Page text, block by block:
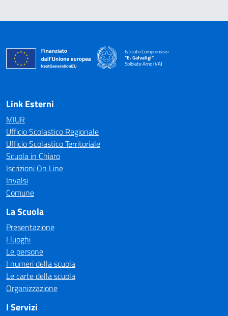
Istituto Comprensivo
"E. Galvaligi"
Solbiate Arno (VA)
— Visita la pagina iniziale della scuola
Link Esterni
MIUR
Ufficio Scolastico Regionale
Ufficio Scolastico Territoriale
Scuola in Chiaro
Iscrizioni On Line
Invalsi
Comune
La Scuola
Presentazione
I luoghi
Le persone
I numeri della scuola
Le carte della scuola
Organizzazione
I Servizi